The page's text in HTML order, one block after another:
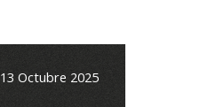
13 Octubre 2025